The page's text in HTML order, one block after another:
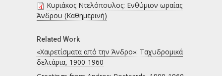
Κυριάκος Ντελόπουλος: Ενθύμιον ωραίας
Άνδρου (Καθημερινή)
Related Work
«Χαιρετίσματα από την Άνδρο»: Ταχυδρομικά
δελτάρια, 1900-1960